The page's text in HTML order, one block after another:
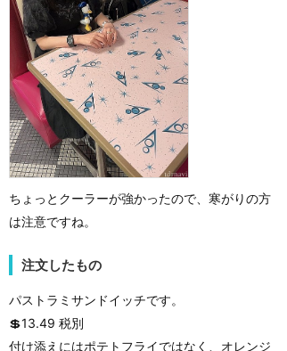
ちょっとクーラーが強かったので、寒がりの方
は注意ですね。
注文したもの
パストラミサンドイッチです。
💲13.49 税別
付け添えにはポテトフライではなく、オレンジ